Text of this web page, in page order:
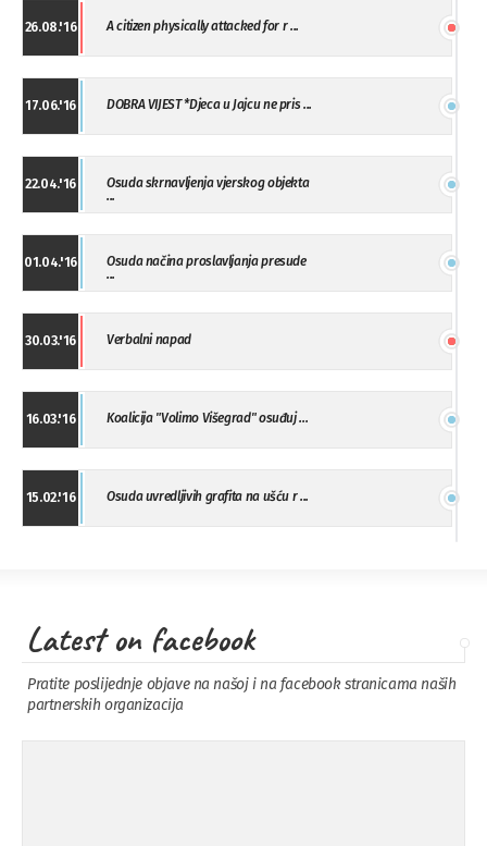
26.08.'16 A citizen physically attacked for r ...
17.06.'16 DOBRA VIJEST *Djeca u Jajcu ne pris ...
22.04.'16
Osuda skrnavljenja vjerskog objekta
...
01.04.'16
Osuda načina proslavljanja presude
...
30.03.'16 Verbalni napad
16.03.'16 Koalicija "Volimo Višegrad" osuđuj ...
15.02.'16 Osuda uvredljivih grafita na ušću r ...
13.11.'15 Osuda napada u Drvaru
Pe ...
Latest on facebook
Pratite poslijednje objave na našoj i na facebook stranicama naših
partnerskih organizacija